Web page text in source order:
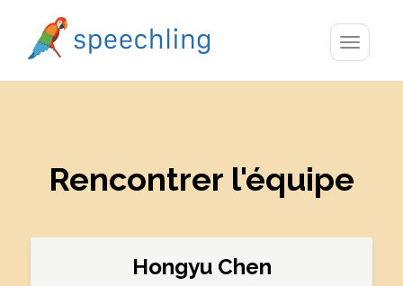
Toggle
Rencontrer l'équipe
Hongyu Chen